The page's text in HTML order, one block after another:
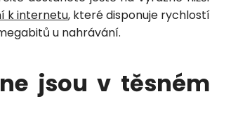
k internetu, které disponuje rychlostí
u nahrávání.
jsou v těsném